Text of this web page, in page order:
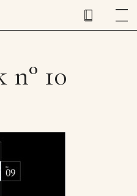
n° 10